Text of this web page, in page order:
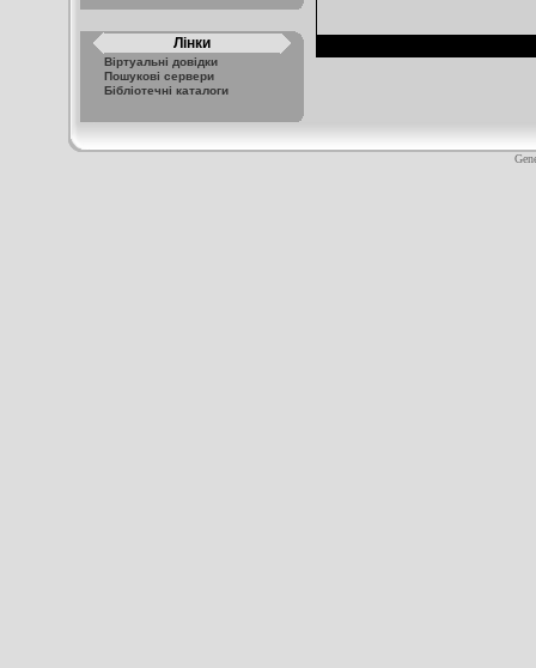
Лінки
Віртуальні довідки
Пошукові сервери
Бібліотечні каталоги